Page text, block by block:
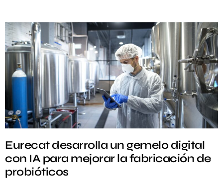
Eurecat desarrolla un gemelo digital
con IA para mejorar la fabricación de
probióticos